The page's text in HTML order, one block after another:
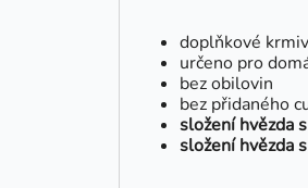
doplňkové
určeno pro
bez obilovin
bez přidaného
složení hvězda
složení hvězda